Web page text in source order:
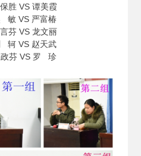
胜 VS 谭美霞
敏 VS 严富椿
芬 VS 龙文丽
轲 VS 赵天武
芬 VS 罗 珍